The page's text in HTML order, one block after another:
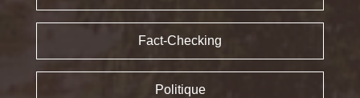
Fact-Checking
Politique